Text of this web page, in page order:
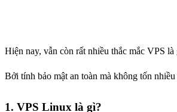
Hiện nay, vẫn còn rất nhiều thắc mắc VPS
Bởi tính bảo mật an toàn mà không tốn
1. VPS Linux là gì?